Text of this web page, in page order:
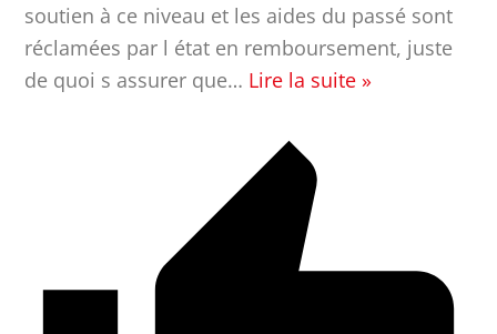
soutien à ce niveau et les aides du passé sont
réclamées par l état en remboursement, juste
de quoi s assurer que… Lire la suite »